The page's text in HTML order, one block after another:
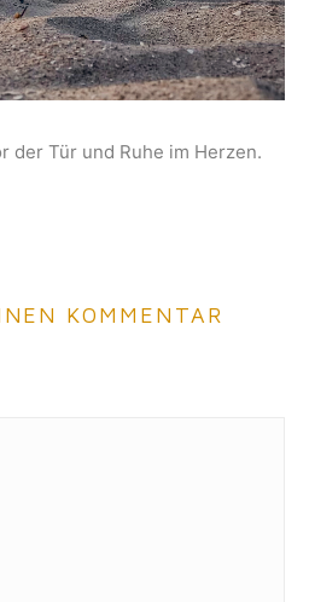
der Tür und Ruhe im Herzen.
KOMMENTAR